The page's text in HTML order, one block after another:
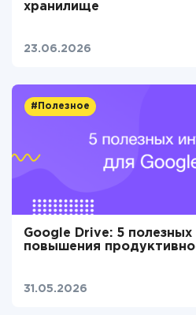
хранилище
23.06.2026
#Полезное
Google Drive: 5 полезных
повышения
31.05.2026